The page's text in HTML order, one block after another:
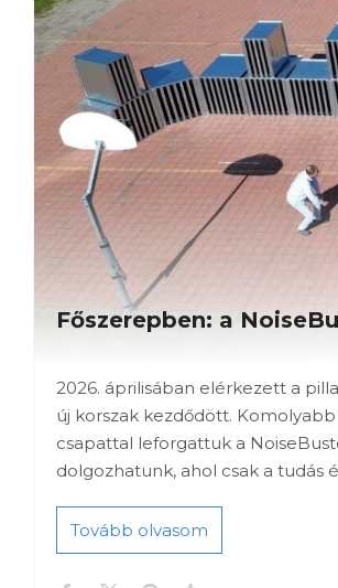
Főszerepben: a
2026. áprilisában elérkezett a
új korszak kezdődött.
csapattal leforgattuk a
dolgozhatunk, ahol csak a tudás
Tovább olvasom